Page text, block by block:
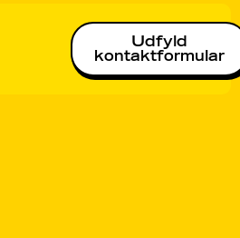
Udfyld
kontaktformular